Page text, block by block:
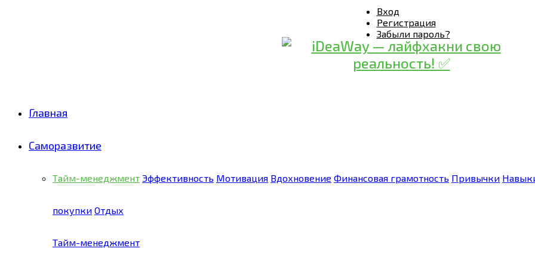
Вход
Регистрация
Забыли пароль?
Главная
Саморазвитие
Тайм-менеджмент Эффективность Мотивация Вдохновение Финансовая грамотность Привычки
покупки Отдых
Тайм-менеджмент